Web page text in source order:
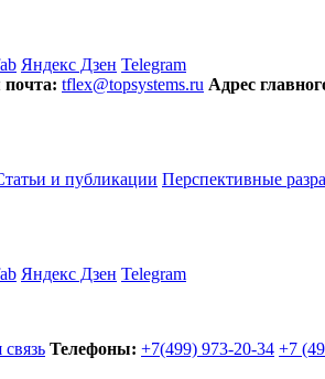
Яндекс Дзен Telegram
почта: tflex@topsystems.ru Адрес
и публикации Перспективные
Яндекс Дзен Telegram
Телефоны: +7(499) 973-20-34 +7